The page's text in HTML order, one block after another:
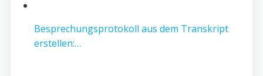
Besprechungsprotokoll aus dem Transkript
erstellen:…